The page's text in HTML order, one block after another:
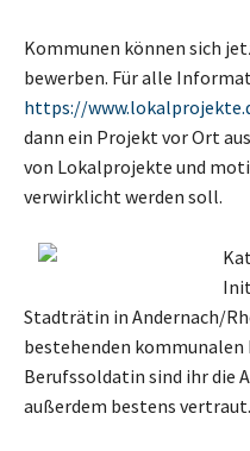
Kommunen können sich
bewerben. Für alle
https://
dann ein Projekt vor Ort
von Lokalprojekte und
verwirklicht werden soll.
Stadträtin in Andernach/
bestehenden kommunalen
Berufssoldatin sind ihr die
außerdem bestens vertraut.